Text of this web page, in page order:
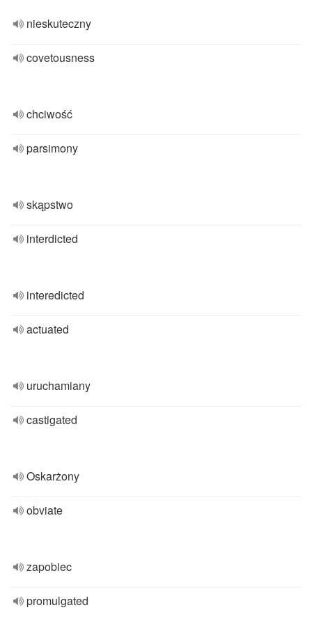
nieskuteczny
covetousness
chciwość
parsimony
skąpstwo
interdicted
interedicted
actuated
uruchamiany
castigated
Oskarżony
obviate
zapobiec
promulgated